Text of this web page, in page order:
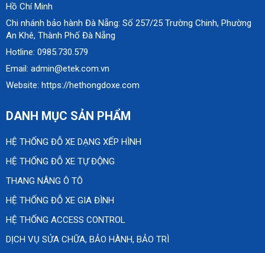
Hồ Chí Minh
Chi nhánh bảo hành Đà Nẵng: Số 257/25 Trường Chinh, Phường
An Khê, Thành Phố Đà Nẵng
Hotline: 0985.730.579
Email: admin@etek.com.vn
Website: https://hethongdoxe.com
DANH MỤC SẢN PHẨM
HỆ THỐNG ĐỖ XE DẠNG XẾP HÌNH
HỆ THỐNG ĐỖ XE TỰ ĐỘNG
THANG NÂNG Ô TÔ
HỆ THỐNG ĐỖ XE GIA ĐÌNH
HỆ THỐNG ACCESS CONTROL
DỊCH VỤ SỬA CHỮA, BẢO HÀNH, BẢO TRÌ